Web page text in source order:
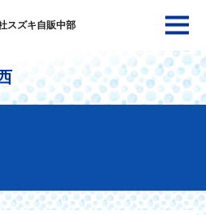
スズキ自販中部